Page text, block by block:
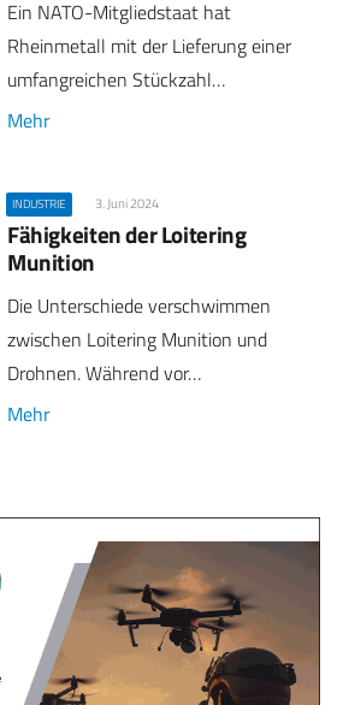
Ein NATO-Mitgliedstaat hat
Rheinmetall mit der Lieferung einer
umfangreichen Stückzahl…
Mehr
INDUSTRIE 3. Juni 2024
Fähigkeiten der Loitering
Munition
Die Unterschiede verschwimmen
zwischen Loitering Munition und
Drohnen. Während vor…
Mehr